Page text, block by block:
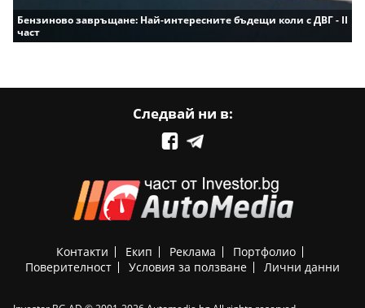
Бензиново завръщане: Най-интересните бъдещи коли с ДВГ - II
част
Следвай ни в:
Контакти Екип Реклама
Портфолио
Поверителност
Условия за ползване Лични данни